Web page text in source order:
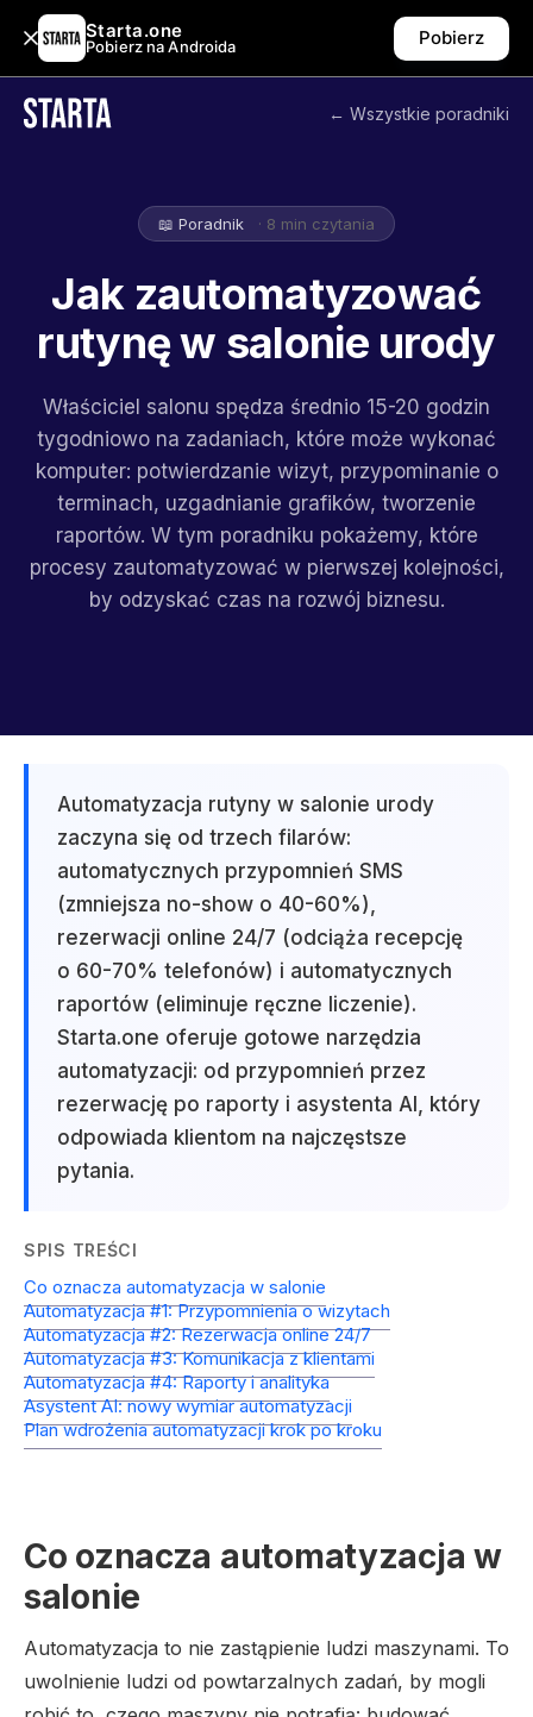
Starta.one
Pobierz na Androida Pobierz
← Wszystkie poradniki
📖 Poradnik · 8 min czytania
Jak zautomatyzować
rutynę w salonie urody
Właściciel salonu spędza średnio 15-20 godzin
tygodniowo na zadaniach, które może wykonać
komputer: potwierdzanie wizyt, przypominanie o
terminach, uzgadnianie grafików, tworzenie
raportów. W tym poradniku pokażemy, które
procesy zautomatyzować w pierwszej kolejności,
by odzyskać czas na rozwój biznesu.
Automatyzacja rutyny w salonie urody
zaczyna się od trzech filarów:
automatycznych przypomnień SMS
(zmniejsza no-show o 40-60%),
rezerwacji online 24/7 (odciąża recepcję
o 60-70% telefonów) i automatycznych
raportów (eliminuje ręczne liczenie).
Starta.one oferuje gotowe narzędzia
automatyzacji: od przypomnień przez
rezerwację po raporty i asystenta AI, który
odpowiada klientom na najczęstsze
pytania.
SPIS TREŚCI
Co oznacza automatyzacja w salonie
Automatyzacja #1: Przypomnienia o wizytach
Automatyzacja #2: Rezerwacja online 24/7
Automatyzacja #3: Komunikacja z klientami
Automatyzacja #4: Raporty i analityka
Asystent AI: nowy wymiar automatyzacji
Plan wdrożenia automatyzacji krok po kroku
Co oznacza automatyzacja w
salonie
Automatyzacja to nie zastąpienie ludzi maszynami. To
uwolnienie ludzi od powtarzalnych zadań, by mogli